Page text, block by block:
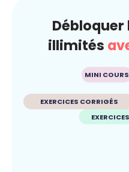
illimités
MINI COURS
EXERCICES CORRIGÉS